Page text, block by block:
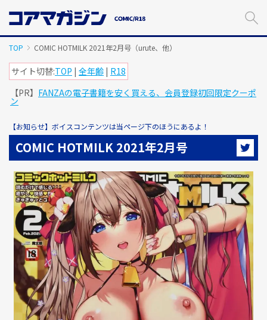
TOP COMIC HOTMILK 2021年2月号（urute、他）
サイト切替:TOP | 全年齢 | R18
【PR】 FANZAの電子書籍を安く買える、会員登録初回限定クーポ
ン
【お知らせ】ボイスコンテンツは当ページ下のほうにあるよ！
COMIC HOTMILK 2021年2月号